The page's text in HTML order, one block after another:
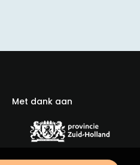
Met dank aan